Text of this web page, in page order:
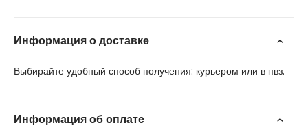
Информация о доставке
Выбирайте удобный способ получения: курьером или в пвз.
Информация об оплате